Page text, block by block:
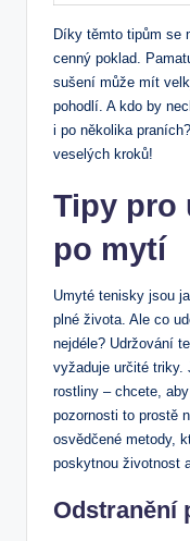
Díky těmto tipům se
cenný poklad.
sušení může mít
pohodlí. A kdo by
i po několika
veselých kroků!
Tipy pro
po mytí
Umyté tenisky jsou
plné života. Ale co
nejdéle? Udržování
vyžaduje určité triky.
rostliny – chcete,
pozornosti to prostě
osvědčené metody,
poskytnou životnost
Odstranění